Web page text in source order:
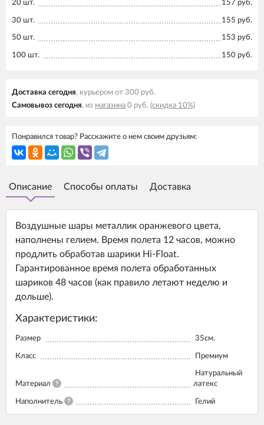
20 шт. 157 руб.
30 шт. 155 руб.
50 шт. 153 руб.
100 шт. 150 руб.
Доставка cегодня, курьером от 300 руб.
Самовывоз cегодня, из магазина 0 руб. (скидка 10%)
Понравился товар? Расскажите о нем своим друзьям:
Описание Способы оплаты Доставка
Воздушные шары металлик оранжевого цвета,
наполнены гелием. Время полета 12 часов, можно
продлить обработав шарики Hi-Float.
Гарантированное время полета обработанных
шариков 48 часов (как правило летают неделю и
дольше).
Характеристики:
Размер 35см.
Класс Премиум
Материал ?
Натуральный
латекс
Наполнитель ? Гелий